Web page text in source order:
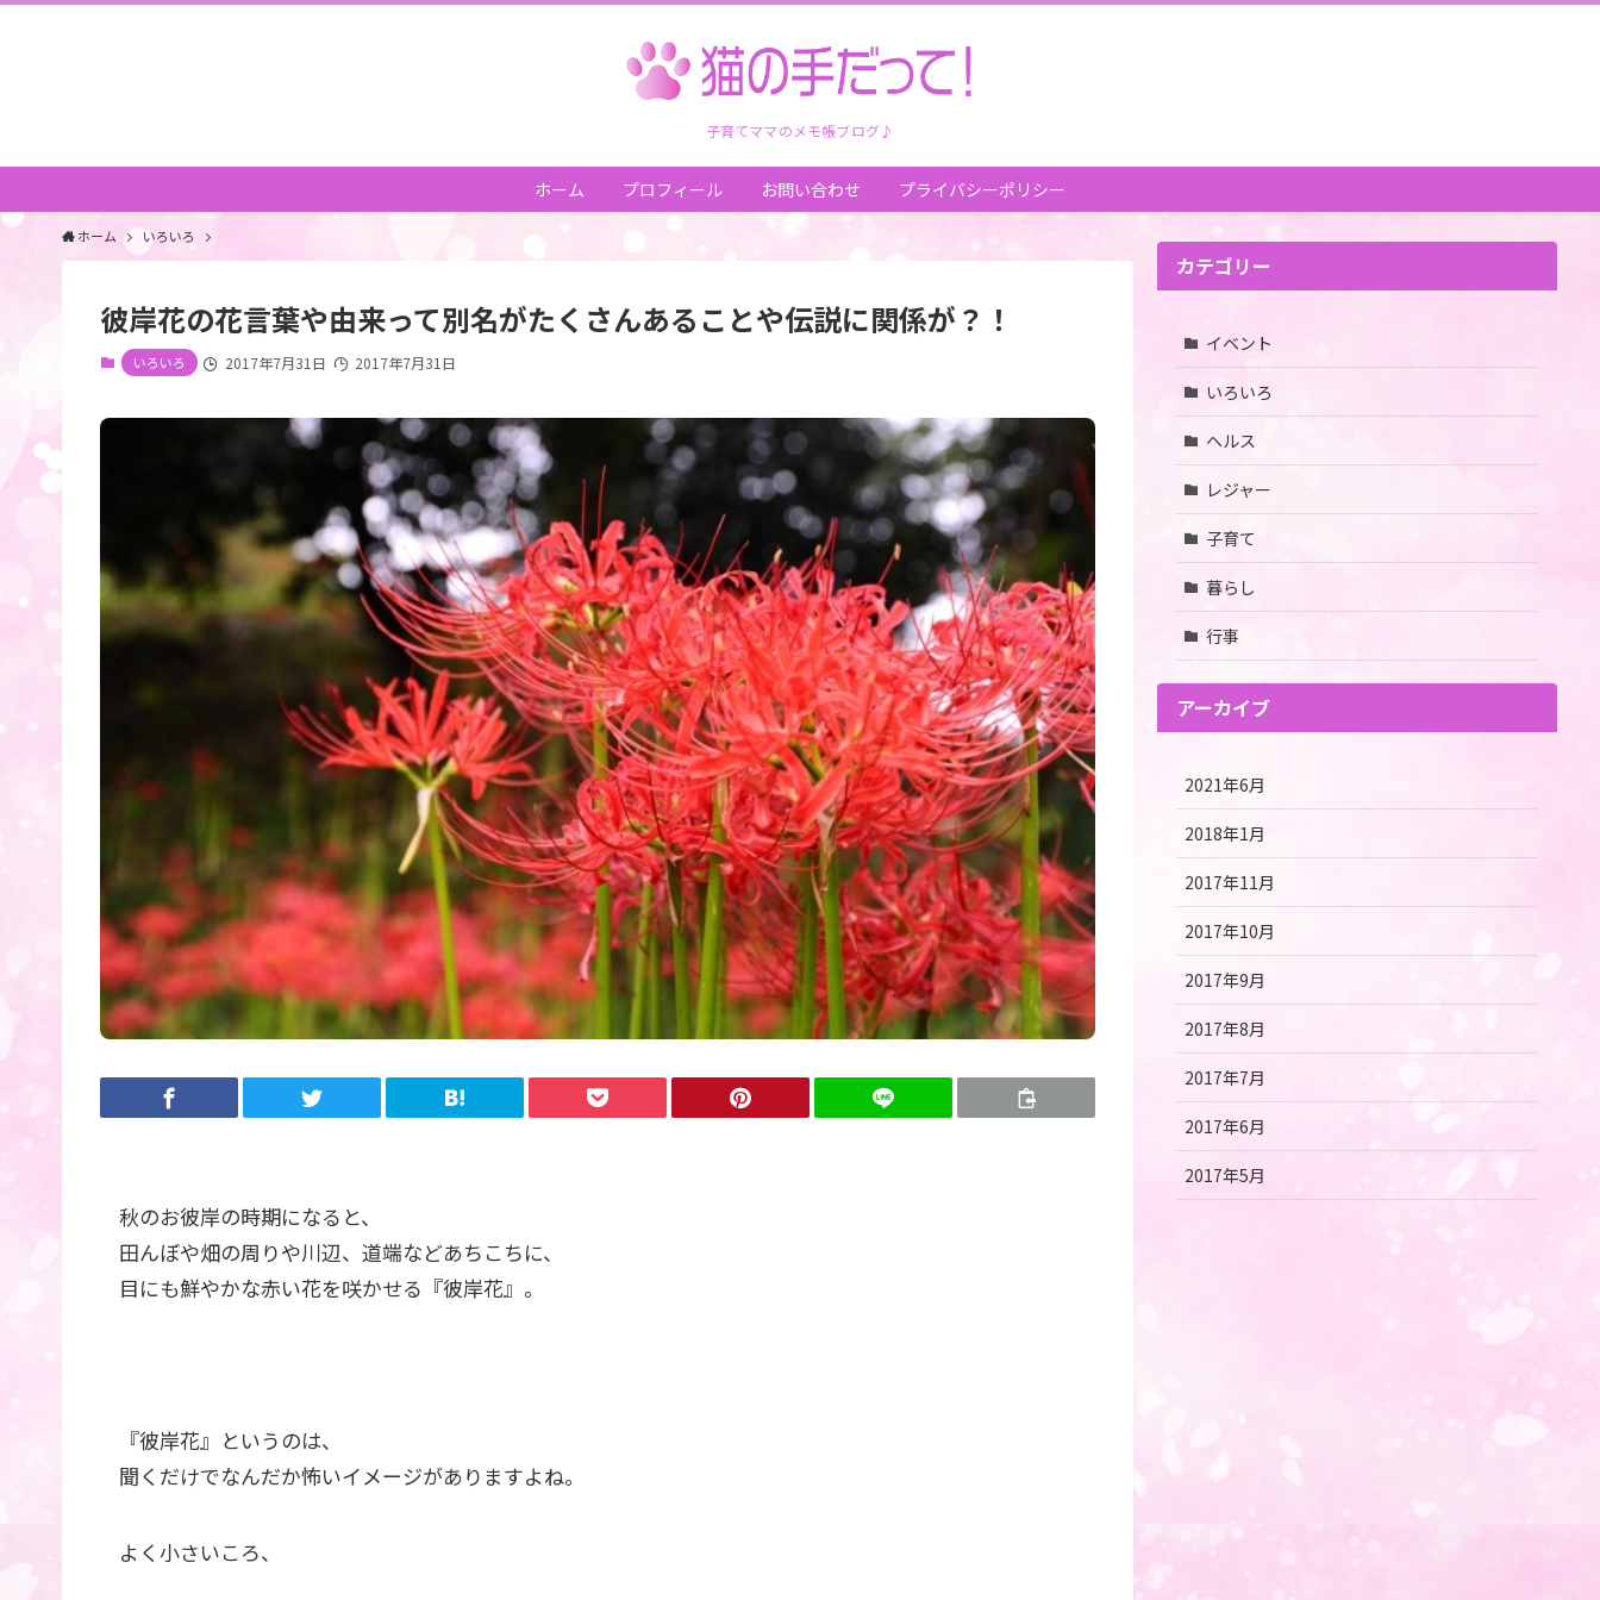
子育てママのメモ帳ブログ♪
ホーム プロフィール お問い合わせ プライバシーポリシー
ホーム いろいろ
彼岸花の花言葉や由来って別名がたくさんあることや伝説に関係が？！
いろいろ 2017年7月31日 2017年7月31日
秋のお彼岸の時期になると、
田んぼや畑の周りや川辺、道端などあちこちに、
目にも鮮やかな赤い花を咲かせる『彼岸花』。
『彼岸花』というのは、
聞くだけでなんだか怖いイメージがありますよね。
よく小さいころ、
カテゴリー
イベント
いろいろ
ヘルス
レジャー
子育て
暮らし
行事
アーカイブ
2021年6月
2018年1月
2017年11月
2017年10月
2017年9月
2017年8月
2017年7月
2017年6月
2017年5月